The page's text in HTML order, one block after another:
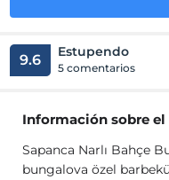
9.6 Estupendo
5 comentarios
Información sobre
Sapanca Narlı Bahçe
bungalova özel